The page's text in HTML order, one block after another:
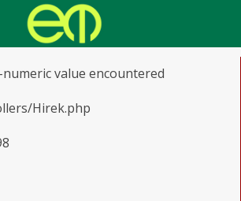
value encountered
Hirek.php